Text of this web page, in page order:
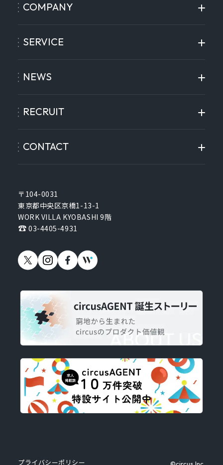
〒104-0031
東京都中央区京橋1-13-1
WORK VILLA KYOBASHI 9階
03-4405-4931
COMPANY
SERVICE
NEWS
RECRUIT
CONTACT
プライバシーポリシー ©circus,Inc.